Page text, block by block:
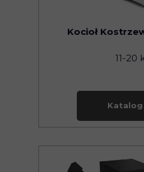
Katalog
Kocioł
11-20